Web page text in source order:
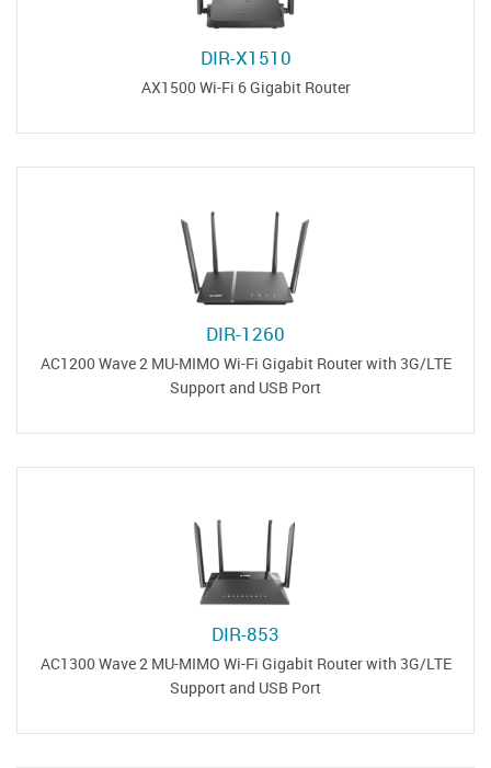
DIR-X1510
AX1500 Wi-Fi 6 Gigabit Router
DIR-1260
AC1200 Wave 2 MU-MIMO Wi-Fi Gigabit Router with 3G/LTE
Support and USB Port
DIR-853
AC1300 Wave 2 MU-MIMO Wi-Fi Gigabit Router with 3G/LTE
Support and USB Port